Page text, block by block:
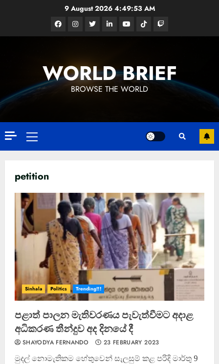
9 August 2026 4:49:53 AM
FacebookInstagram
TwitterLinkedinYoutubeTiktokGoogle
News
WORLD BRIEF
BROWSE THE WORLD
Primary
Menu
petition
Sinhala Politics Trending!!!
පළාත් පාලන මැතිවරණය පැවැත්වීමට අදාළ
අධිකරණ තීන්දුව අද දිනයේ දී
SHAYODYA FERNANDO 23 FEBRUARY 2023
මුදල් නොමැතිකම හේතුවෙන් සැලසුම් කළ පරිදි මාර්තු 9
23 FEBRUARY 2023
4
ඌව පළාතේ දක්ෂතම ක්‍රීඩකයා
මීගහකිවුලන් බිහි වෙයි
22 OCTOBER 2022